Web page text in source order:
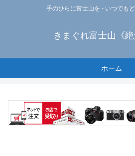
手のひらに富士山を - いつでも
きまぐれ富士山《絶
ホーム